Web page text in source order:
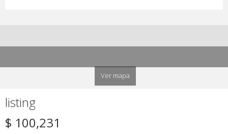
Ver mapa
listing
$ 100,231